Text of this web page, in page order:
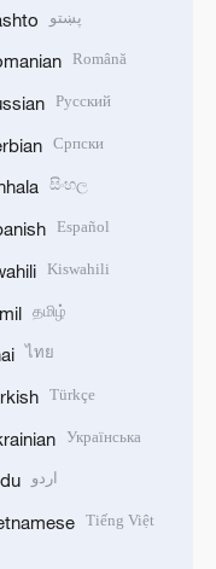
پښتو
Română
Русский
Српски
සිංහල
Español
Kiswahili
தமிழ்
ไทย
Türkçe
Українська
اردو
Tiếng Việt